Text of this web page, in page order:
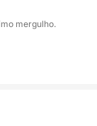
as águas
da
mergulho.